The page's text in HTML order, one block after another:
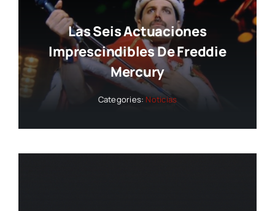
Las Seis Actuaciones
Imprescindibles De Freddie
Mercury
Categories: Noticias